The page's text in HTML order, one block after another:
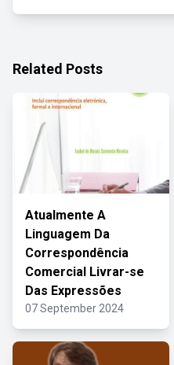
Related Posts
Atualmente A
Linguagem Da
Correspondência
Comercial Livrar-se
Das Expressões
07 September 2024